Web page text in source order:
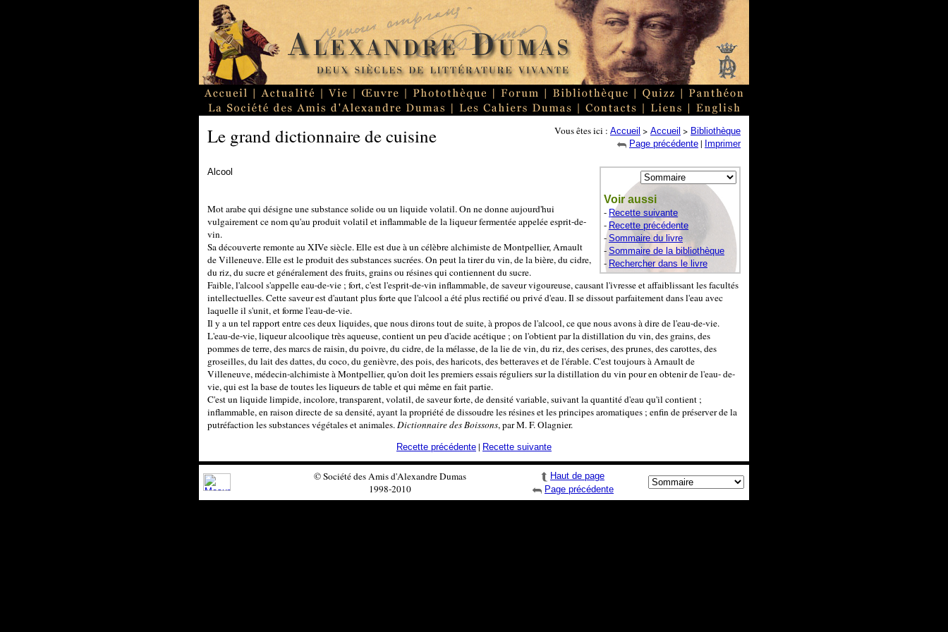
Le grand dictionnaire de cuisine Vous êtes ici : Accueil > Accueil > Bibliothèque
Page précédente | Imprimer
Voir aussi
- Recette suivante
-Recette précédente
- Sommaire du livre
- Sommaire de la bibliothèque
- Rechercher dans le livre
Alcool
Mot arabe qui désigne une substance solide ou un liquide volatil. On ne donne aujourd'hui
vulgairement ce nom qu'au produit volatil et inflammable de la liqueur fermentée appelée esprit-de-
vin.
Sa découverte remonte au XIVe siècle. Elle est due à un célèbre alchimiste de Montpellier, Arnault
de Villeneuve. Elle est le produit des substances sucrées. On peut la tirer du vin, de la bière, du cidre,
du riz, du sucre et généralement des fruits, grains ou résines qui contiennent du sucre.
Faible, l'alcool s'appelle eau-de-vie ; fort, c'est l'esprit-de-vin inflammable, de saveur vigoureuse, causant l'ivresse et affaiblissant les facultés
intellectuelles. Cette saveur est d'autant plus forte que l'alcool a été plus rectifié ou privé d'eau. Il se dissout parfaitement dans l'eau avec
laquelle il s'unit, et forme l'eau-de-vie.
Il y a un tel rapport entre ces deux liquides, que nous dirons tout de suite, à propos de l'alcool, ce que nous avons à dire de l'eau-de-vie.
L'eau-de-vie, liqueur alcoolique très aqueuse, contient un peu d'acide acétique ; on l'obtient par la distillation du vin, des grains, des
pommes de terre, des marcs de raisin, du poivre, du cidre, de la mélasse, de la lie de vin, du riz, des cerises, des prunes, des carottes, des
groseilles, du lait des dattes, du coco, du genièvre, des pois, des haricots, des betteraves et de l'érable. C'est toujours à Arnault de
Villeneuve, médecin-alchimiste à Montpellier, qu'on doit les premiers essais réguliers sur la distillation du vin pour en obtenir de l'eau- de-
vie, qui est la base de toutes les liqueurs de table et qui même en fait partie.
C'est un liquide limpide, incolore, transparent, volatil, de saveur forte, de densité variable, suivant la quantité d'eau qu'il contient ;
inflammable, en raison directe de sa densité, ayant la propriété de dissoudre les résines et les principes aromatiques ; enfin de préserver de la
putréfaction les substances végétales et animales.Dictionnaire des Boissons, par M. F. Olagnier.
Recette précédente | Recette suivante
© Société des Amis d'Alexandre Dumas
1998-2010
Haut de page
Page précédente